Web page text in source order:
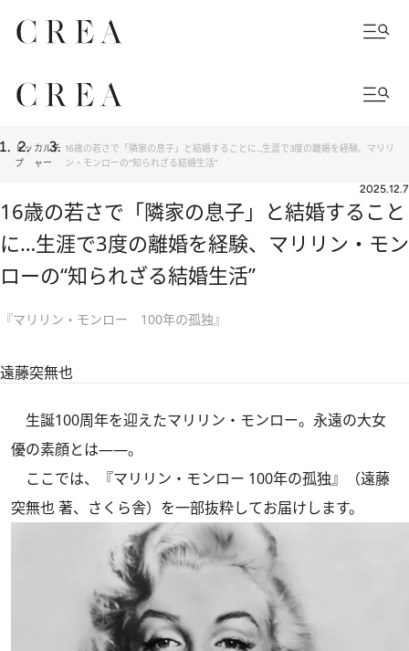
トッ
プ
カルチ
ャー
16歳の若さで「隣家の息子」と結婚することに…生涯で3度の離婚を経験、マリリ
ン・モンローの“知られざる結婚生活”
2025.12.7
16歳の若さで「隣家の息子」と結婚すること
に…生涯で3度の離婚を経験、マリリン・モン
ローの“知られざる結婚生活”
『マリリン・モンロー 100年の孤独』
遠藤突無也
生誕100周年を迎えたマリリン・モンロー。永遠の大女
優の素顔とは――。
ここでは、
『マリリン・モンロー 100年の孤独』
（遠藤
突無也 著、さくら舎）を一部抜粋してお届けします。